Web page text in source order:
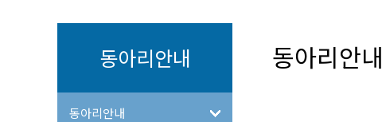
동아리안내
동아리안내
동아리안내